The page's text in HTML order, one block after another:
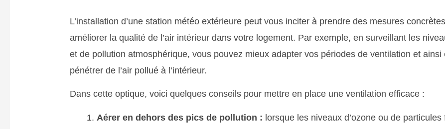
L’installation d’une station météo extérieure peut vous inciter à prendre des mesures
améliorer la qualité de l’air intérieur dans votre logement. Par exemple, en surveillant les
et de pollution atmosphérique, vous pouvez mieux adapter vos périodes de ventilation et ainsi
pénétrer de l’air pollué à l’intérieur.
Dans cette optique, voici quelques conseils pour mettre en place une ventilation efficace :
Aérer en dehors des pics de pollution : lorsque les niveaux d’ozone ou de particules